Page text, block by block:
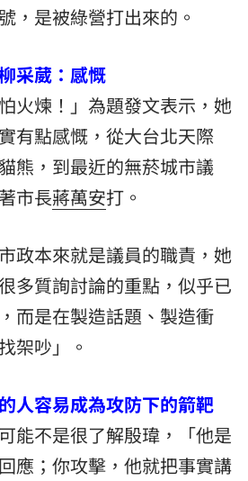
，是被綠營打出來的。
采葳：感慨
火煉！」為題發文表示，她
有點感慨，從大台北天際
熊，到最近的無菸城市議
市長蔣萬安打。
政本來就是議員的職責，她
多質詢討論的重點，似乎已
而是在製造話題、製造衝
架吵」。
人容易成為攻防下的箭靶
能不是很了解殷瑋，「他是
應；你攻擊，他就把事實講